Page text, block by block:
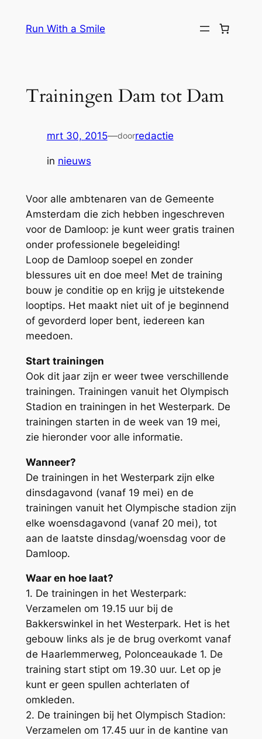
Run With a Smile
Trainingen Dam tot Dam
mrt 30, 2015—doorredactie
in nieuws
Voor alle ambtenaren van de Gemeente
Amsterdam die zich hebben ingeschreven
voor de Damloop: je kunt weer gratis trainen
onder professionele begeleiding!
Loop de Damloop soepel en zonder
blessures uit en doe mee! Met de training
bouw je conditie op en krijg je uitstekende
looptips. Het maakt niet uit of je beginnend
of gevorderd loper bent, iedereen kan
meedoen.
Start trainingen
Ook dit jaar zijn er weer twee verschillende
trainingen. Trainingen vanuit het Olympisch
Stadion en trainingen in het Westerpark. De
trainingen starten in de week van 19 mei,
zie hieronder voor alle informatie.
Wanneer?
De trainingen in het Westerpark zijn elke
dinsdagavond (vanaf 19 mei) en de
trainingen vanuit het Olympische stadion zijn
elke woensdagavond (vanaf 20 mei), tot
aan de laatste dinsdag/woensdag voor de
Damloop.
Waar en hoe laat?
1. De trainingen in het Westerpark:
Verzamelen om 19.15 uur bij de
Bakkerswinkel in het Westerpark. Het is het
gebouw links als je de brug overkomt vanaf
de Haarlemmerweg, Polonceaukade 1. De
training start stipt om 19.30 uur. Let op je
kunt er geen spullen achterlaten of
omkleden.
2. De trainingen bij het Olympisch Stadion:
Verzamelen om 17.45 uur in de kantine van